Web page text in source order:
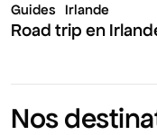
Guides Irlande
Road trip en
Nos